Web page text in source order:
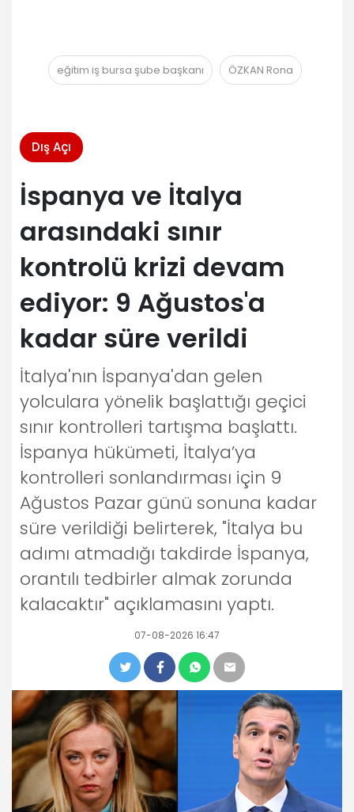
eğitim iş bursa şube başkanı ÖZKAN Rona
Dış Açı
İspanya ve İtalya
arasındaki sınır
kontrolü krizi devam
ediyor: 9 Ağustos'a
kadar süre verildi
İtalya'nın İspanya'dan gelen
yolculara yönelik başlattığı geçici
sınır kontrolleri tartışma başlattı.
İspanya hükümeti, İtalya’ya
kontrolleri sonlandırması için 9
Ağustos Pazar günü sonuna kadar
süre verildiği belirterek, "İtalya bu
adımı atmadığı takdirde İspanya,
orantılı tedbirler almak zorunda
kalacaktır" açıklamasını yaptı.
07-08-2026 16:47